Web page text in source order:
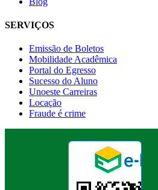
SERVIÇOS
Emissão de Boletos
Mobilidade Acadêmica
Portal do Egresso
Sucesso do Aluno
Unoeste Carreiras
Locação
Fraude é crime